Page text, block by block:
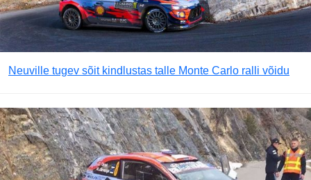
Neuville tugev sõit kindlustas talle Monte Carlo ralli võidu